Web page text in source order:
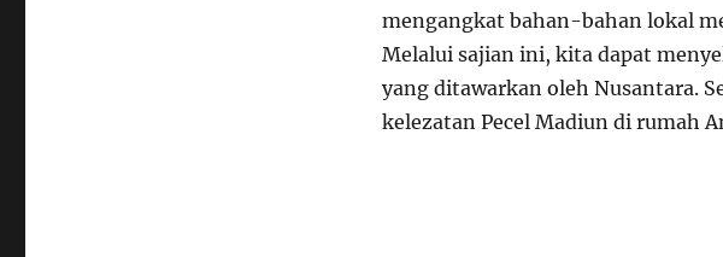
mengangkat bahan-bahan lokal
Melalui sajian ini, kita dapat
yang ditawarkan oleh Nusantara.
kelezatan Pecel Madiun di rumah